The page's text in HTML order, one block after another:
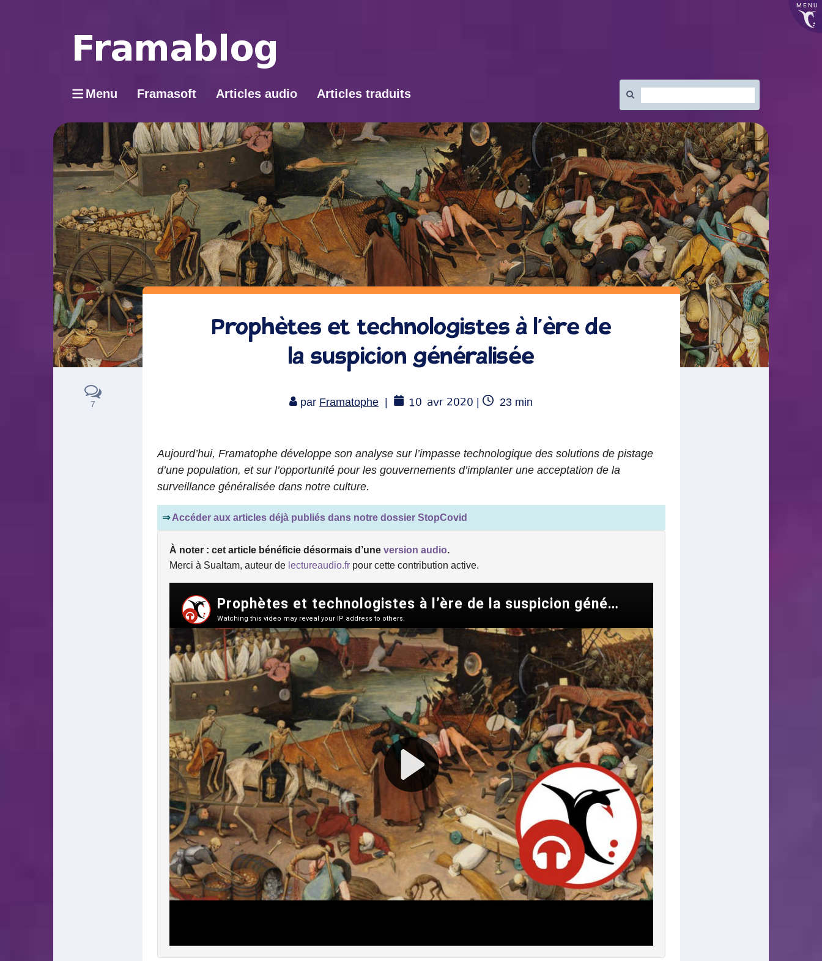
MENU
Menu Framasoft Articles audio Articles traduits
:
7
Prophètes et technologistes à l’ère de
la suspicion généralisée
par Framatophe 10 avr 2020
Temps
23min
Aujourd’hui, Framatophe développe son analyse sur l’impasse technologique des solutions de pistage
d’une population, et sur l’opportunité pour les gouvernements d’implanter une acceptation de la
surveillance généralisée dans notre culture.
⇒Accéder aux articles déjà publiés dans notre dossier StopCovid
À noter : cet article bénéficie désormais d’une version audio.
Merci à Sualtam, auteur de lectureaudio.frpour cette contribution active.